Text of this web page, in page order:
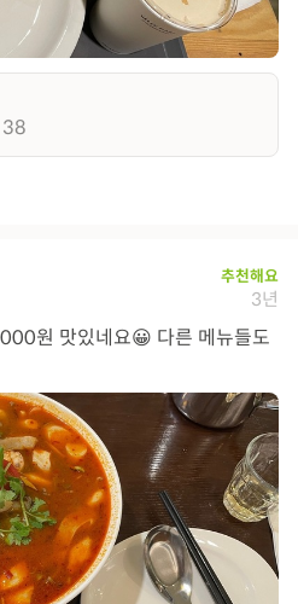
38
추천해요
3년
원 맛있네요😀 다른 메뉴들도